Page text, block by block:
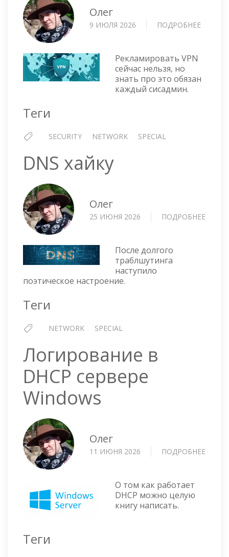
Олег
9 ИЮЛЯ 2026 ПОДРОБНЕЕ
Рекламировать VPN
сейчас нельзя, но
знать про это обязан
каждый сисадмин.
Теги
SECURITY NETWORK SPECIAL
DNS хайку
Олег
25 ИЮНЯ 2026 ПОДРОБНЕЕ
После долгого
траблшутинга
наступило
поэтическое настроение.
Теги
NETWORK SPECIAL
Логирование в
DHCP сервере
Windows
Олег
11 ИЮНЯ 2026 ПОДРОБНЕЕ
О том как работает
DHCP можно целую
книгу написать.
Теги